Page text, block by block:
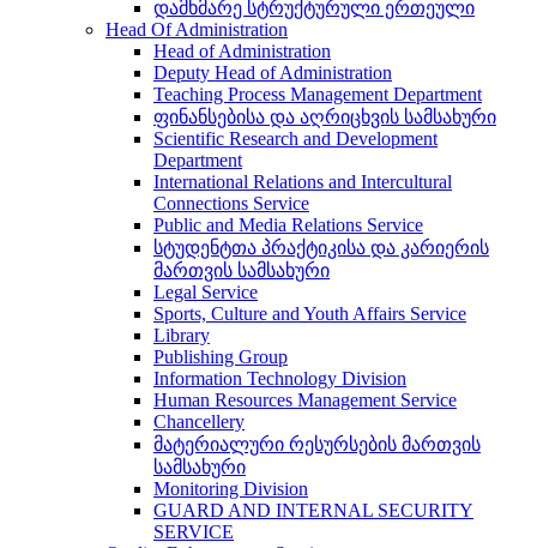
დამხმარე სტრუქტურული ერთეული
Head Of Administration
Head of Administration
Deputy Head of Administration
Teaching Process Management Department
ფინანსებისა და აღრიცხვის სამსახური
Scientific Research and Development
Department
International Relations and Intercultural
Connections Service
Public and Media Relations Service
სტუდენტთა პრაქტიკისა და კარიერის
მართვის სამსახური
Legal Service
Sports, Culture and Youth Affairs Service
Library
Publishing Group
Information Technology Division
Human Resources Management Service
Chancellery
მატერიალური რესურსების მართვის
სამსახური
Monitoring Division
GUARD AND INTERNAL SECURITY
SERVICE